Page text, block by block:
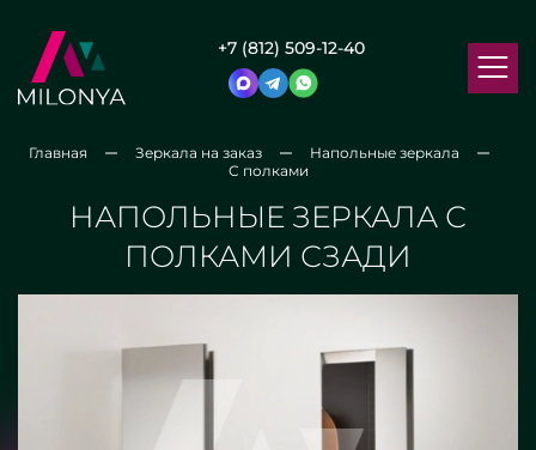
+7 (812) 509-12-40
Главная Зеркала на заказ
Напольные зеркала
С полками
НАПОЛЬНЫЕ ЗЕРКАЛА С
ПОЛКАМИ СЗАДИ